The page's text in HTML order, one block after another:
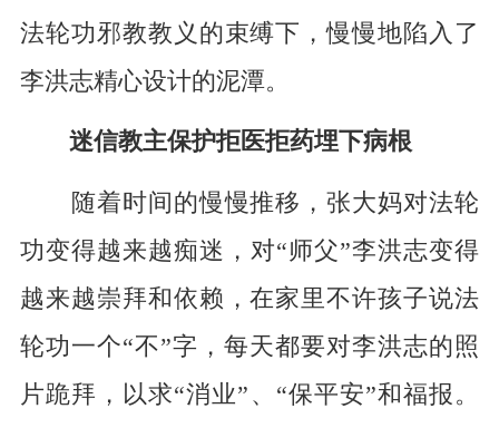
法轮功邪教教义的束缚下，慢慢地陷入了
李洪志精心设计的泥潭。
迷信教主保护拒医拒药埋下病根
随着时间的慢慢推移，张大妈对法轮
功变得越来越痴迷，对“师父”李洪志变得
越来越崇拜和依赖，在家里不许孩子说法
轮功一个“不”字，每天都要对李洪志的照
片跪拜，以求“消业”、“保平安”和福报。